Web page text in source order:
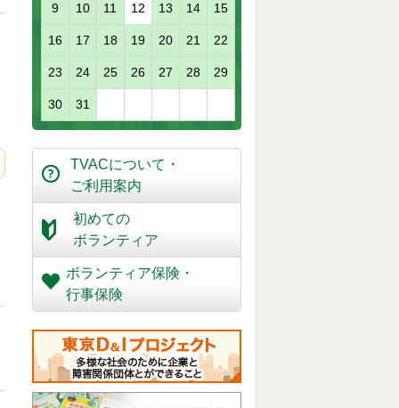
9 10 11 12 13 14 15
16 17 18 19 20 21 22
23 24 25 26 27 28 29
30 31
TVACについて・
ご利用案内
初めての
ボランティア
ボランティア保険・
行事保険